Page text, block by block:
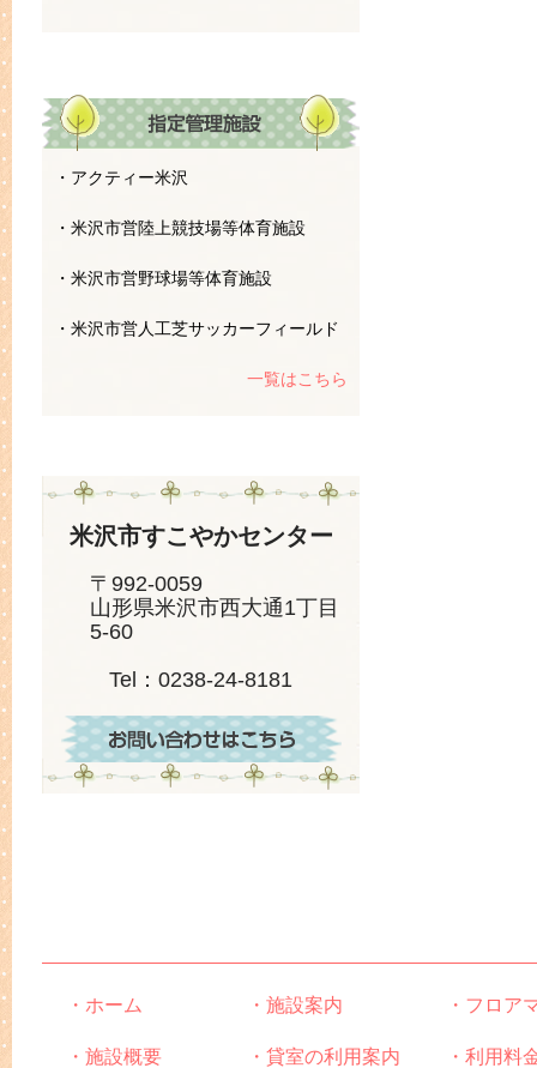
・アクティー米沢
・米沢市営陸上競技場等体育施設
・米沢市営野球場等体育施設
・米沢市営人工芝サッカーフィールド
一覧はこちら
米沢市すこやかセンター
〒992-0059
山形県米沢市西大通1丁目
5-60
Tel：0238-24-8181
・ホーム
・施設概要
・施設案内
・貸室の利用案内
・フロア
・利用料